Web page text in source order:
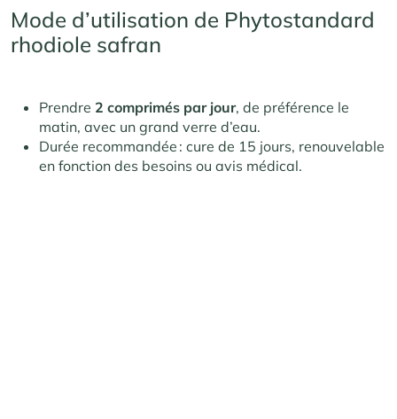
Mode d’utilisation de Phytostandard
rhodiole safran
Prendre 2 comprimés par jour, de préférence le
matin, avec un grand verre d’eau.
Durée recommandée : cure de 15 jours, renouvelable
en fonction des besoins ou avis médical.